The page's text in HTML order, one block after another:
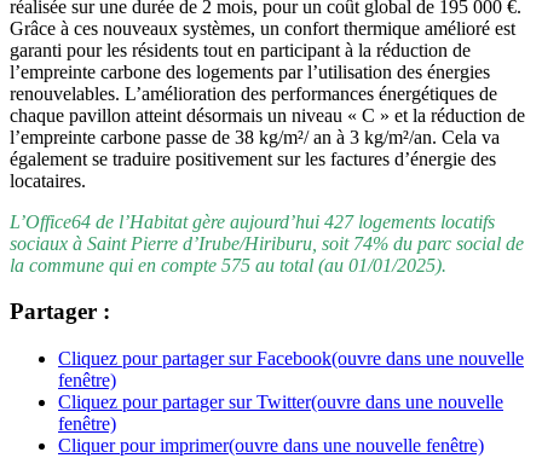
réalisée sur une durée de 2 mois, pour un coût global de 195 000 €.
Grâce à ces nouveaux systèmes, un confort thermique amélioré est
garanti pour les résidents tout en participant à la réduction de
l’empreinte carbone des logements par l’utilisation des énergies
renouvelables. L’amélioration des performances énergétiques de
chaque pavillon atteint désormais un niveau « C » et la réduction de
l’empreinte carbone passe de 38 kg/m²/ an à 3 kg/m²/an. Cela va
également se traduire positivement sur les factures d’énergie des
locataires.
L’Office64 de l’Habitat gère aujourd’hui 427 logements locatifs
sociaux à Saint Pierre d’Irube/Hiriburu, soit 74% du parc social de
la commune qui en compte 575 au total (au 01/01/2025).
Partager :
Cliquez pour partager sur Facebook(ouvre dans une nouvelle
fenêtre)
Cliquez pour partager sur Twitter(ouvre dans une nouvelle
fenêtre)
Cliquer pour imprimer(ouvre dans une nouvelle fenêtre)